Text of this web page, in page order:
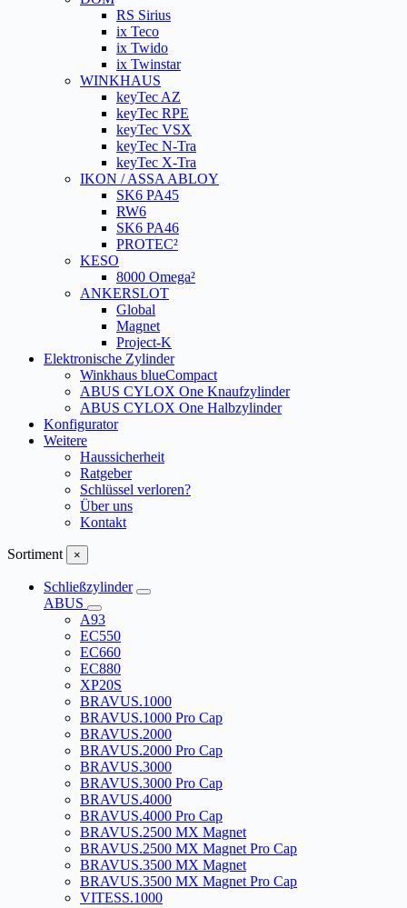
RS Sirius
ix Teco
ix Twido
ix Twinstar
WINKHAUS
keyTec AZ
keyTec RPE
keyTec VSX
keyTec N-Tra
keyTec X-Tra
IKON / ASSA ABLOY
SK6 PA45
RW6
SK6 PA46
PROTEC²
KESO
8000 Omega²
ANKERSLOT
Global
Magnet
Project-K
Elektronische Zylinder
Winkhaus blueCompact
ABUS CYLOX One Knaufzylinder
ABUS CYLOX One Halbzylinder
Konfigurator
Weitere
Haussicherheit
Ratgeber
Schlüssel verloren?
Über uns
Kontakt
Sortiment ×
Schließzylinder
ABUS
A93
EC550
EC660
EC880
XP20S
BRAVUS.1000
BRAVUS.1000 Pro Cap
BRAVUS.2000
BRAVUS.2000 Pro Cap
BRAVUS.3000
BRAVUS.3000 Pro Cap
BRAVUS.4000
BRAVUS.4000 Pro Cap
BRAVUS.2500 MX Magnet
BRAVUS.2500 MX Magnet Pro Cap
BRAVUS.3500 MX Magnet
BRAVUS.3500 MX Magnet Pro Cap
VITESS.1000